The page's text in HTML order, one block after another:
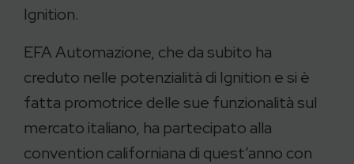
Ignition.
EFA Automazione, che da subito ha
creduto nelle potenzialità di Ignition e si è
fatta promotrice delle sue funzionalità sul
mercato italiano, ha partecipato alla
convention californiana di quest’anno con